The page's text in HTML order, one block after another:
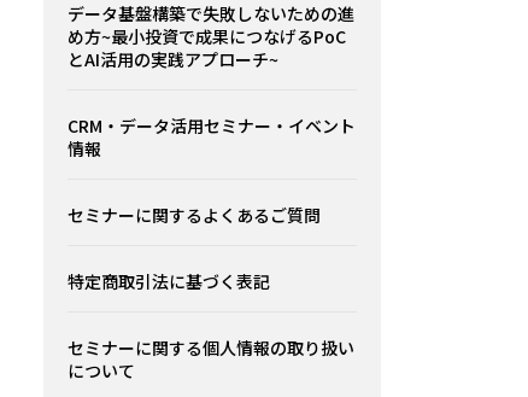
データ基盤構築で失敗しないための進
め方~最小投資で成果につなげるPoC
とAI活用の実践アプローチ~
CRM・データ活用セミナー・イベント
情報
セミナーに関するよくあるご質問
特定商取引法に基づく表記
セミナーに関する個人情報の取り扱い
について